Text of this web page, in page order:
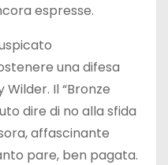
espresse.
una difesa
Il “Bronze
dire di no alla sfida
affascinante
pare, ben pagata.